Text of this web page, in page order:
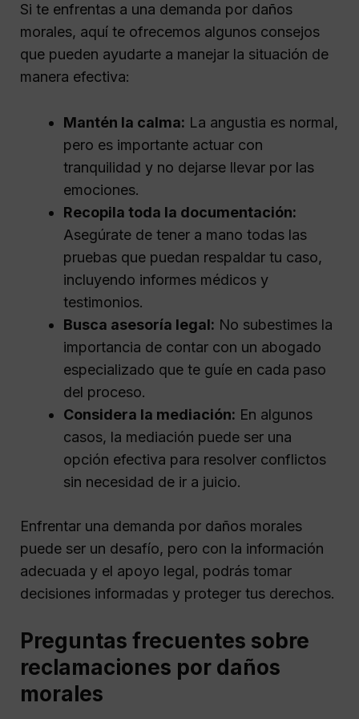
Si te enfrentas a una demanda por daños
morales, aquí te ofrecemos algunos consejos
que pueden ayudarte a manejar la situación de
manera efectiva:
Mantén la calma: La angustia es normal,
pero es importante actuar con
tranquilidad y no dejarse llevar por las
emociones.
Recopila toda la documentación:
Asegúrate de tener a mano todas las
pruebas que puedan respaldar tu caso,
incluyendo informes médicos y
testimonios.
Busca asesoría legal: No subestimes la
importancia de contar con un abogado
especializado que te guíe en cada paso
del proceso.
Considera la mediación: En algunos
casos, la mediación puede ser una
opción efectiva para resolver conflictos
sin necesidad de ir a juicio.
Enfrentar una demanda por daños morales
puede ser un desafío, pero con la información
adecuada y el apoyo legal, podrás tomar
decisiones informadas y proteger tus derechos.
Preguntas frecuentes sobre
reclamaciones por daños
morales